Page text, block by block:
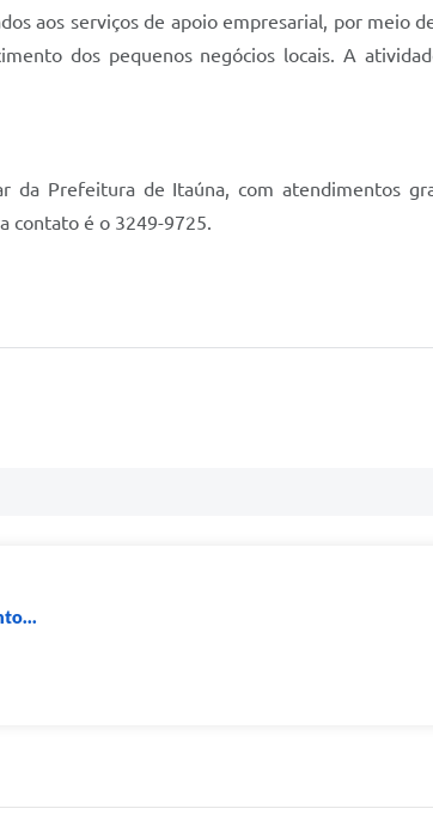
aos serviços de apoio empresarial, por meio
dos pequenos negócios locais. A
da Prefeitura de Itaúna, com atendimentos
contato é o 3249-9725.